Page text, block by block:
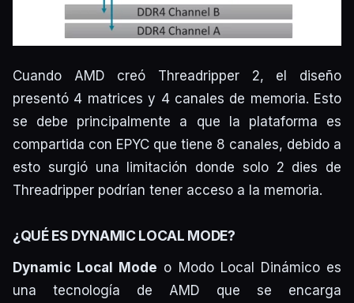
Cuando AMD creó Threadripper 2, el diseño
presentó 4 matrices y 4 canales de memoria. Esto
se debe principalmente a que la plataforma es
compartida con EPYC que tiene 8 canales, debido a
esto surgió una limitación donde solo 2 dies de
Threadripper podrían tener acceso a la memoria.
¿QUÉ ES DYNAMIC LOCAL MODE?
Dynamic Local Mode o Modo Local Dinámico es
una tecnología de AMD que se encarga